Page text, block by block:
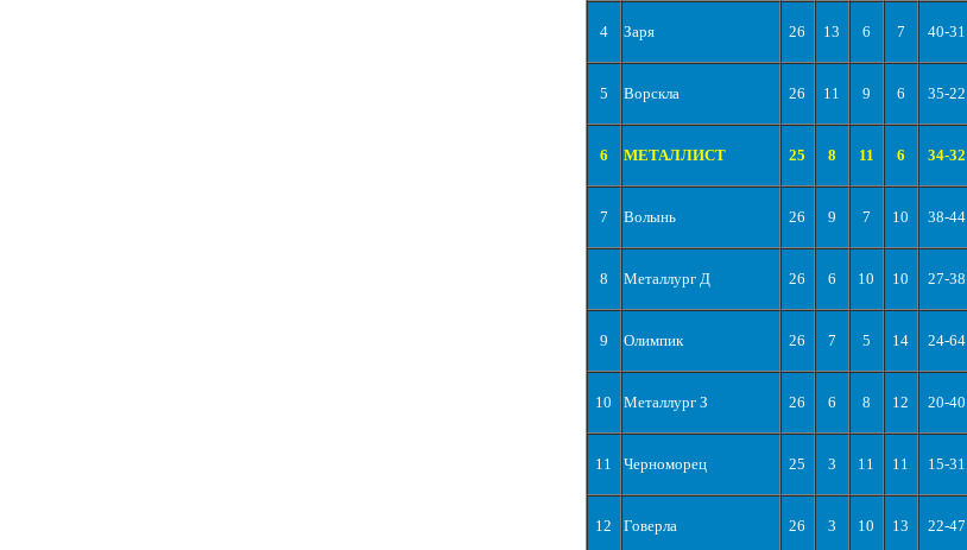
4 Заря 26 13 6 7 40-31
5 Ворскла 26 11 9 6 35-22
6 МЕТАЛЛИСТ 25 8 11 6 34-32
7 Волынь 26 9 7 10 38-44
8 Металлург Д 26 6 10 10 27-38
9 Олимпик 26 7 5 14 24-64
10 Металлург З 26 6 8 12 20-40
11 Черноморец 25 3 11 11 15-31
12 Говерла 26 3 10 13 22-47